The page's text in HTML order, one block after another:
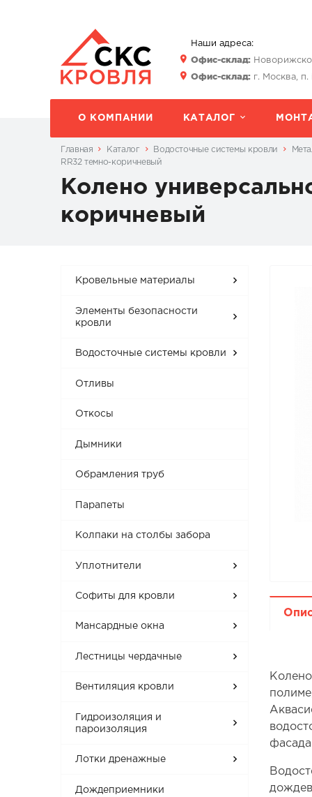
Наши адреса:
Офис-склад:
Офис-склад:г. Москва, п.
О КОМПАНИИ КАТАЛОГ
Главная Каталог Водосточные системы кровли
RR32 темно-коричневый
Колено
коричневый
Кровельные материалы
Элементы безопасности
кровли
Водосточные системы кровли
Отливы
Откосы
Дымники
Обрамления труб
Парапеты
Колпаки на столбы забора
Уплотнители
Софиты для кровли
Мансардные окна
Лестницы чердачные
Вентиляция кровли
Гидроизоляция и
пароизоляция
Лотки дренажные
Дождеприемники